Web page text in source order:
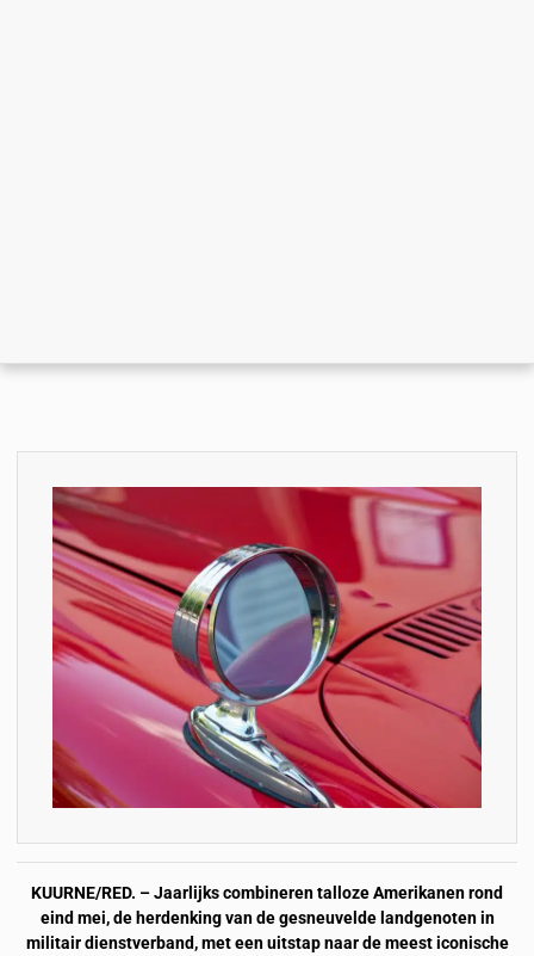
KUURNE/RED. – Jaarlijks combineren talloze Amerikanen rond
eind mei, de herdenking van de gesneuvelde landgenoten in
militair dienstverband, met een uitstap naar de meest iconische